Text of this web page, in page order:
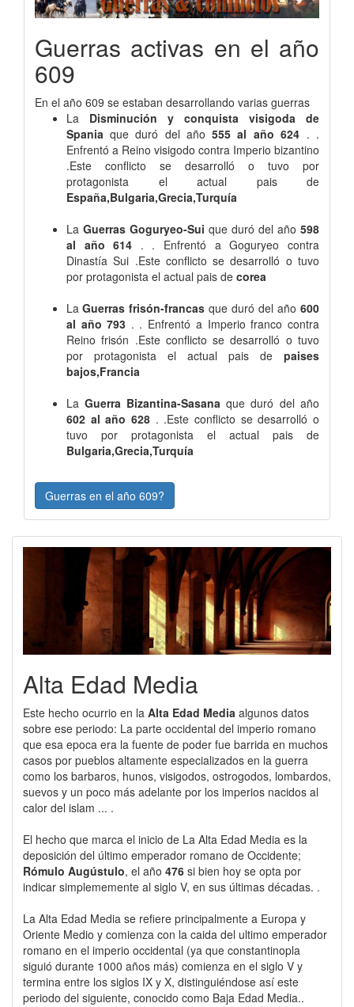
Guerras activas en el año
609
En el año 609 se estaban desarrollando varias guerras
La Disminución y conquista visigoda de
Spania que duró del año 555 al año 624 . .
Enfrentó a Reino visigodo contra Imperio bizantino
.Este conflicto se desarrolló o tuvo por
protagonista el actual pais de
España,Bulgaria,Grecia,Turquía
La Guerras Goguryeo-Sui que duró del año 598
al año 614 . . Enfrentó a Goguryeo contra
Dinastía Sui .Este conflicto se desarrolló o tuvo
por protagonista el actual pais de corea
La Guerras frisón-francas que duró del año 600
al año 793 . . Enfrentó a Imperio franco contra
Reino frisón .Este conflicto se desarrolló o tuvo
por protagonista el actual pais de paises
bajos,Francia
La Guerra Bizantina-Sasana que duró del año
602 al año 628 . .Este conflicto se desarrolló o
tuvo por protagonista el actual pais de
Bulgaria,Grecia,Turquía
Guerras en el año 609?
Alta Edad Media
Este hecho ocurrio en la Alta Edad Media algunos datos
sobre ese periodo: La parte occidental del imperio romano
que esa epoca era la fuente de poder fue barrida en muchos
casos por pueblos altamente especializados en la guerra
como los barbaros, hunos, visigodos, ostrogodos, lombardos,
suevos y un poco más adelante por los imperios nacidos al
calor del islam ... .
El hecho que marca el inicio de La Alta Edad Media es la
deposición del último emperador romano de Occidente;
Rómulo Augústulo, el año 476 si bien hoy se opta por
indicar simplememente al siglo V, en sus últimas décadas. .
La Alta Edad Media se refiere principalmente a Europa y
Oriente Medio y comienza con la caida del ultimo emperador
romano en el imperio occidental (ya que constantinopla
siguió durante 1000 años más) comienza en el siglo V y
termina entre los siglos IX y X, distinguiéndose así este
periodo del siguiente, conocido como Baja Edad Media..